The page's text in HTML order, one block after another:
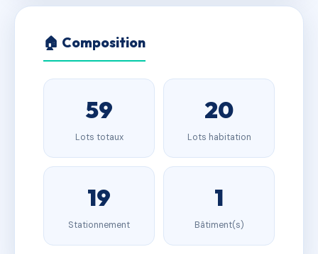
🏠 Composition
59
Lots totaux
20
Lots habitation
19
Stationnement
1
Bâtiment(s)